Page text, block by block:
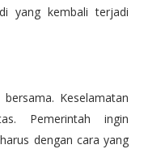
yang kembali terjadi
Keselamatan
Pemerintah ingin
dengan cara yang